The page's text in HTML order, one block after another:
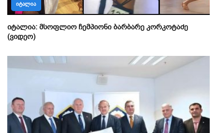
ᲘᲢᲐᲚᲘᲐ
იტალია: მსოფლიო ჩემპიონი ბარბარე კორკოტაძე
(ვიდეო)